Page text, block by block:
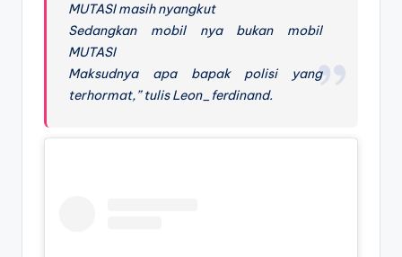
MUTASI masih nyangkut
Sedangkan mobil nya bukan mobil
MUTASI
Maksudnya apa bapak polisi yang
terhormat,” tulis Leon_ferdinand.